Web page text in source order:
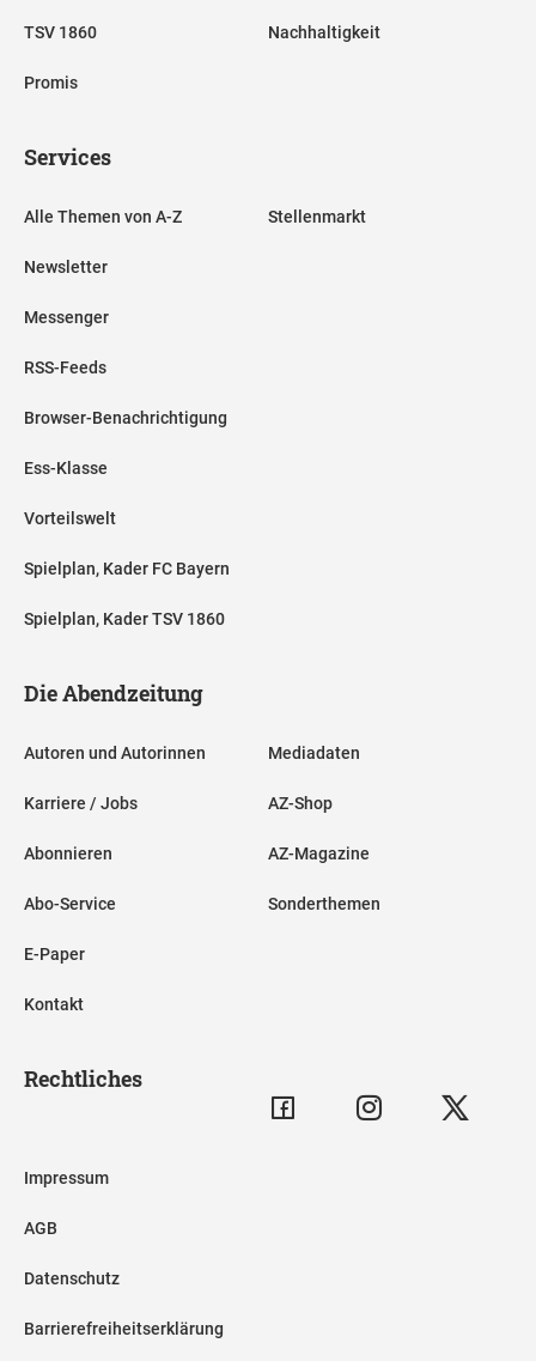
TSV 1860
Promis
Nachhaltigkeit
Services
Alle Themen von A-Z
Newsletter
Messenger
RSS-Feeds
Browser-Benachrichtigung
Ess-Klasse
Vorteilswelt
Spielplan, Kader FC Bayern
Spielplan, Kader TSV 1860
Stellenmarkt
Die Abendzeitung
Autoren und Autorinnen
Karriere / Jobs
Abonnieren
Abo-Service
E-Paper
Kontakt
Mediadaten
AZ-Shop
AZ-Magazine
Sonderthemen
Rechtliches
Impressum
AGB
Datenschutz
Barrierefreiheitserklärung